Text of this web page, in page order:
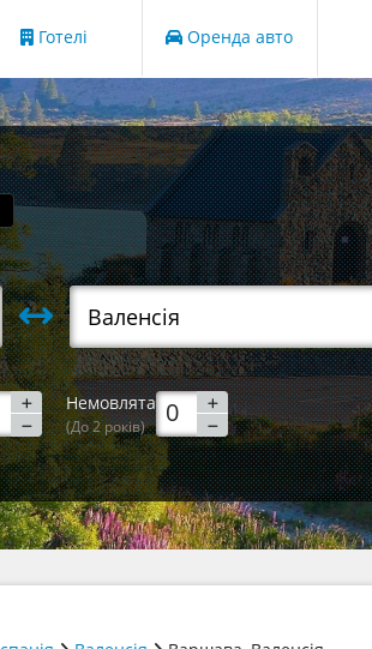
Готелі Оренда авто
Немовлята
(До 2 років)